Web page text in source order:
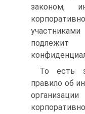
законом,
подлежит
То есть
правило об